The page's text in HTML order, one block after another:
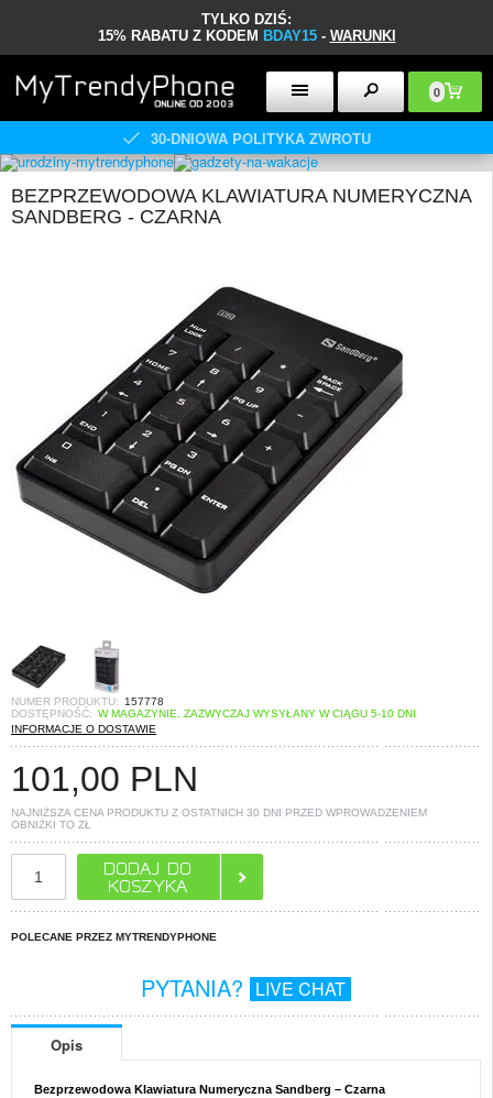
TYLKO DZIŚ:
15% RABATU Z KODEM BDAY15- WARUNKI
0
30-DNIOWA POLITYKA ZWROTU
BEZPRZEWODOWA KLAWIATURA NUMERYCZNA
SANDBERG - CZARNA
NUMER PRODUKTU:
157778
DOSTĘPNOŚĆ: W MAGAZYNIE. ZAZWYCZAJ WYSYŁANY W CIĄGU 5-10 DNI
INFORMACJE O DOSTAWIE
101,00 PLN
NAJNIŻSZA CENA PRODUKTU Z OSTATNICH 30 DNI PRZED WPROWADZENIEM
OBNIŻKI TO ZŁ
POLECANE PRZEZ MYTRENDYPHONE
PYTANIA? LIVE CHAT
Opis
Bezprzewodowa Klawiatura Numeryczna Sandberg – Czarna